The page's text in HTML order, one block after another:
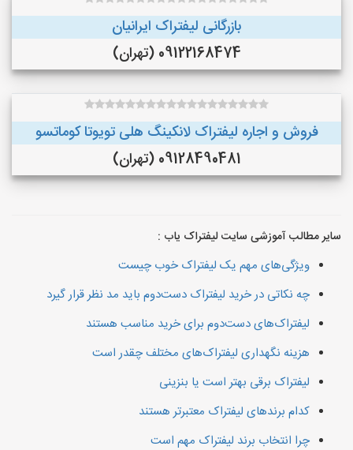
بازرگانی لیفتراک ایرانیان
09122168474 (تهران)
فروش و اجاره لیفتراک لانکینگ هلی تویوتا کوماتسو
09128490481 (تهران)
سایر مطالب آموزشی سایت لیفتراک یاب :
ویژگی‌های مهم یک لیفتراک خوب چیست
چه نکاتی در خرید لیفتراک دست‌دوم باید مد نظر قرار گیرد
لیفتراک‌های دست‌دوم برای خرید مناسب هستند
هزینه نگهداری لیفتراک‌های مختلف چقدر است
لیفتراک برقی بهتر است یا بنزینی
کدام برندهای لیفتراک معتبرتر هستند
چرا انتخاب برند لیفتراک مهم است